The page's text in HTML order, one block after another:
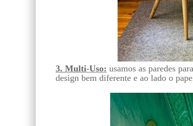
3. Multi-Uso: usamos as paredes
design bem diferente e ao lado o